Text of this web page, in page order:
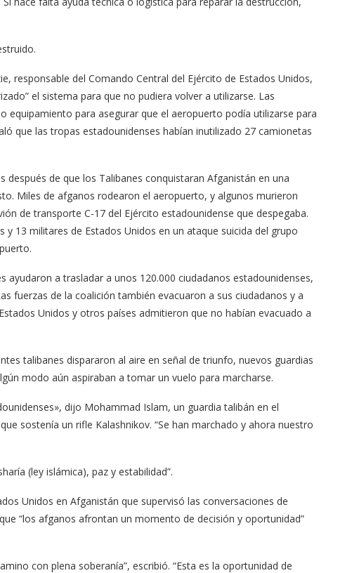
responsable del Comando Central del Ejército de Estados Unidos,
el sistema para que no pudiera volver a utilizarse. Las
equipamiento para asegurar que el aeropuerto podía utilizarse para
que las tropas estadounidenses habían inutilizado 27 camionetas
de que los Talibanes conquistaran Afganistán en una
Miles de afganos rodearon el aeropuerto, y algunos murieron
de transporte C-17 del Ejército estadounidense que despegaba.
13 militares de Estados Unidos en un ataque suicida del grupo
ayudaron a trasladar a unos 120.000 ciudadanos estadounidenses,
fuerzas de la coalición también evacuaron a sus ciudadanos y a
Unidos y otros países admitieron que no habían evacuado a
talibanes dispararon al aire en señal de triunfo, nuevos guardias
modo aún aspiraban a tomar un vuelo para marcharse.
dijo Mohammad Islam, un guardia talibán en el
sostenía un rifle Kalashnikov. “Se han marchado y ahora nuestro
(ley islámica), paz y estabilidad”.
Unidos en Afganistán que supervisó las conversaciones de
“los afganos afrontan un momento de decisión y oportunidad”
con plena soberanía”, escribió. “Esta es la oportunidad de